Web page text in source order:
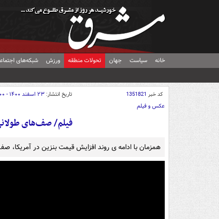
خانه سیاست جهان تحولات منطقه ورزش شبکه‌های
کد خبر 1351821 تاریخ انتشار: ۲۳ اسفند ۱۴۰۰ - ۱۰:۰۰
عکس و فیلم
فیلم/ صف‌های
همزمان با ادامه ی روند افزایش قیمت بنزین در